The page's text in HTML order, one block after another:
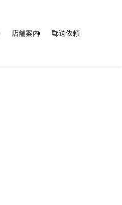
店舗案内 郵送依頼